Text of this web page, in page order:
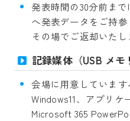
発表時間の30分前ま
へ発表データをご持
その場でご返却いたし
記録媒体（USB メ
会場に用意しています
Windows11、アプリケ
Microsoft 365